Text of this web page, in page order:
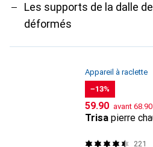
Les supports de la dalle
déformés
Appareil à raclette
−13%
CHF
59.90 avant CHF
68.90
Trisa pierre
221